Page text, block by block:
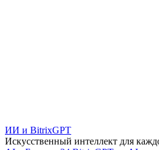
ИИ и BitrixGPT
Искусственный интеллект для